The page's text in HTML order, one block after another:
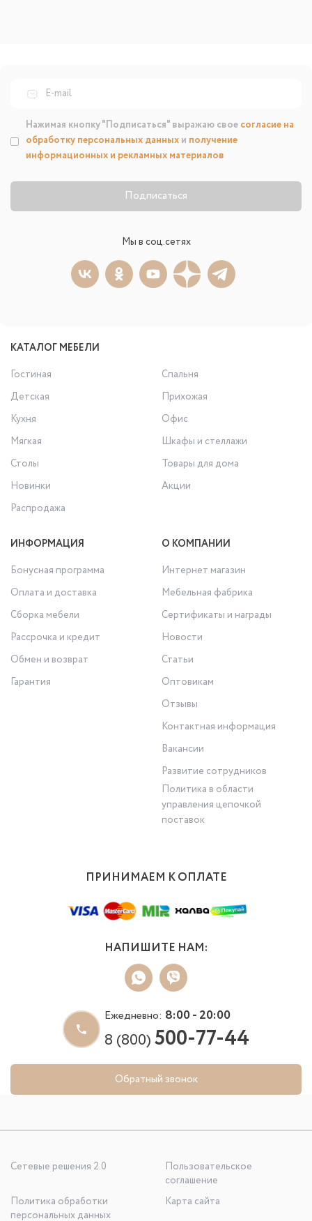
Подписаться
Нажимая кнопку "Подписаться" выражаю свое согласие на
обработку персональных данных и получение
информационных и рекламных материалов
Мы в соц.сетях
КАТАЛОГ МЕБЕЛИ
Гостиная
Спальня
Детская
Прихожая
Кухня
Офис
Мягкая
Шкафы и стеллажи
Столы
Товары для дома
Новинки
Акции
Распродажа
ИНФОРМАЦИЯ
Бонусная программа
Оплата и доставка
Сборка мебели
Рассрочка и кредит
Обмен и возврат
Гарантия
О КОМПАНИИ
Интернет магазин
Мебельная фабрика
Сертификаты и награды
Новости
Статьи
Оптовикам
Отзывы
Контактная информация
Вакансии
Развитие сотрудников
Политика в области
управления цепочкой
поставок
ПРИНИМАЕМ К ОПЛАТЕ
НАПИШИТЕ НАМ:
Ежедневно: 8:00 - 20:00
8 (800)500-77-44
Обратный звонок
Сетевые решения 2.0
Пользовательское
соглашение
Политика обработки
персональных данных
Карта сайта